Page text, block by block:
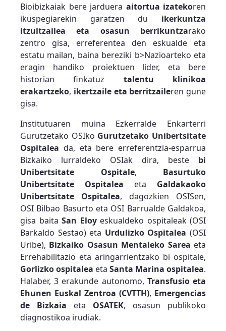
Bioibizkaiak bere jarduera aitortua izatekoren
ikuspegiarekin garatzen du ikerkuntza
itzultzailea eta osasun berrikuntzarako
zentro gisa, erreferentea den eskualde eta
estatu mailan, baina bereziki b>Nazioarteko eta
eragin handiko proiektuen lider, eta bere
historian finkatuz talentu klinikoa
erakartzeko, ikertzaile eta berritzaileren gune
gisa.
Institutuaren muina Ezkerralde Enkarterri
Gurutzetako OSIko Gurutzetako Unibertsitate
Ospitalea da, eta bere erreferentzia-esparrua
Bizkaiko lurraldeko OSIak dira, beste bi
Unibertsitate Ospitale, Basurtuko
Unibertsitate Ospitalea eta Galdakaoko
Unibertsitate Ospitalea, dagozkien OSISen,
OSI Bilbao Basurto eta OSI Barrualde Galdakoa,
gisa baita San Eloyeskualdeko ospitaleak (OSI
Barkaldo Sestao) eta Urdulizko Ospitalea (OSI
Uribe), Bizkaiko Osasun Mentaleko Sarea eta
Errehabilitazio eta aringarrientzako bi ospitale,
Gorlizko ospitalea eta Santa Marina ospitalea.
Halaber, 3 erakunde autonomo, Transfusio eta
Ehunen Euskal Zentroa (CVTTH), Emergencias
de Bizkaia eta OSATEK, osasun publikoko
diagnostikoa irudiak.